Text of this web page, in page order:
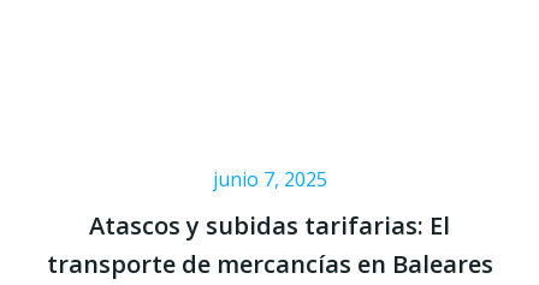
junio 7, 2025
Atascos y subidas tarifarias: El
transporte de mercancías en Baleares